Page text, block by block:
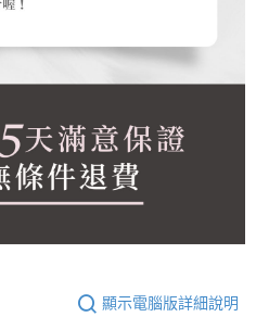
顯示電腦版詳細說明